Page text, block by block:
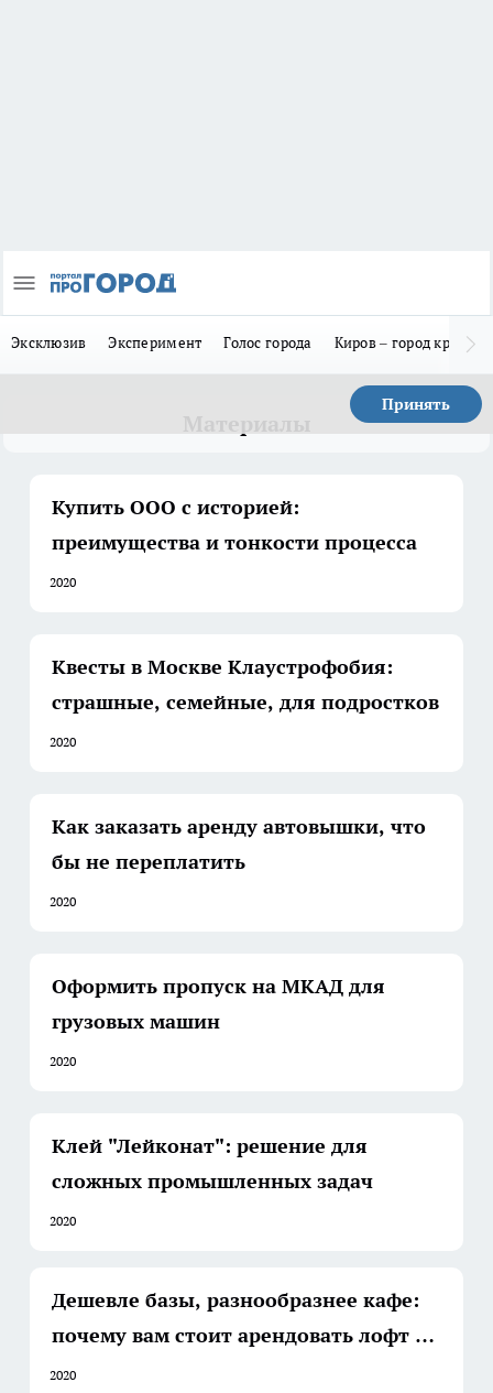
Эксклюзив Эксперимент Голос города Киров – город
Принять
Купить ООО с историей:
преимущества и тонкости процесса
2020
Квесты в Москве Клаустрофобия:
страшные, семейные, для подростков
2020
Как заказать аренду автовышки, что
бы не переплатить
2020
Оформить пропуск на МКАД для
грузовых машин
2020
Клей "Лейконат": решение для
сложных промышленных задач
2020
Дешевле базы, разнообразнее кафе:
почему вам стоит арендовать лофт на
День рождения
2020